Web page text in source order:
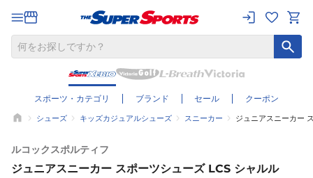
スポーツ・カテゴリ ブランド セール クーポン
シューズ キッズカジュアルシューズ スニーカー ジュニアスニーカー
ルコックスポルティフ
ジュニアスニーカー スポーツシューズ LCS シャルル